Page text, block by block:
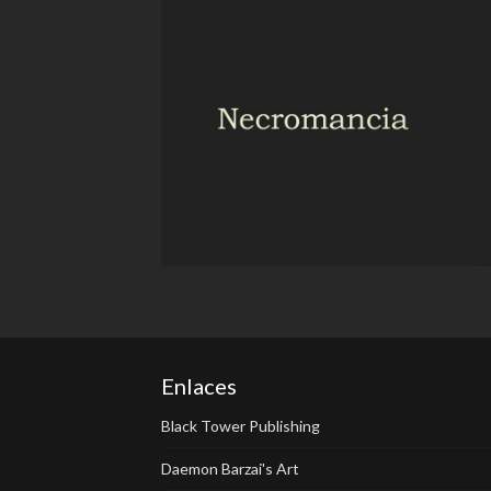
Enlaces
Black Tower Publishing
Daemon Barzai's Art